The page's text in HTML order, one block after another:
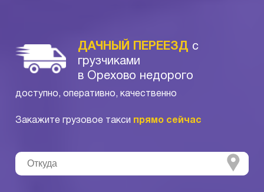
ДАЧНЫЙ ПЕРЕЕЗД с
грузчиками
в Орехово недорого
доступно, оперативно, качественно
Закажите грузовое такси прямо сейчас